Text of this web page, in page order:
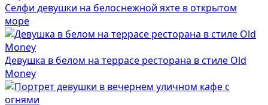
Селфи девушки на белоснежной яхте в открытом
море
Девушка в белом на террасе ресторана в стиле Old
Money